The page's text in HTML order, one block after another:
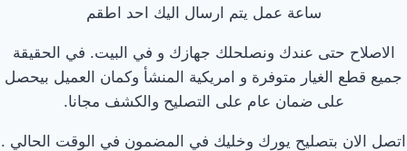
ساعة عمل يتم ارسال اليك احد اطقم
الاصلاح حتى عندك ونصلحلك جهازك و في البيت. في الحقيقة
جميع قطع الغيار متوفرة و امريكية المنشأ وكمان العميل بيحصل
على ضمان عام على التصليح والكشف مجانا.
اتصل الان بتصليح يورك وخليك في المضمون في الوقت الحالي .